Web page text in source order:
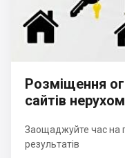
Розміщення
сайтів
Заощаджуйте час на
результатів